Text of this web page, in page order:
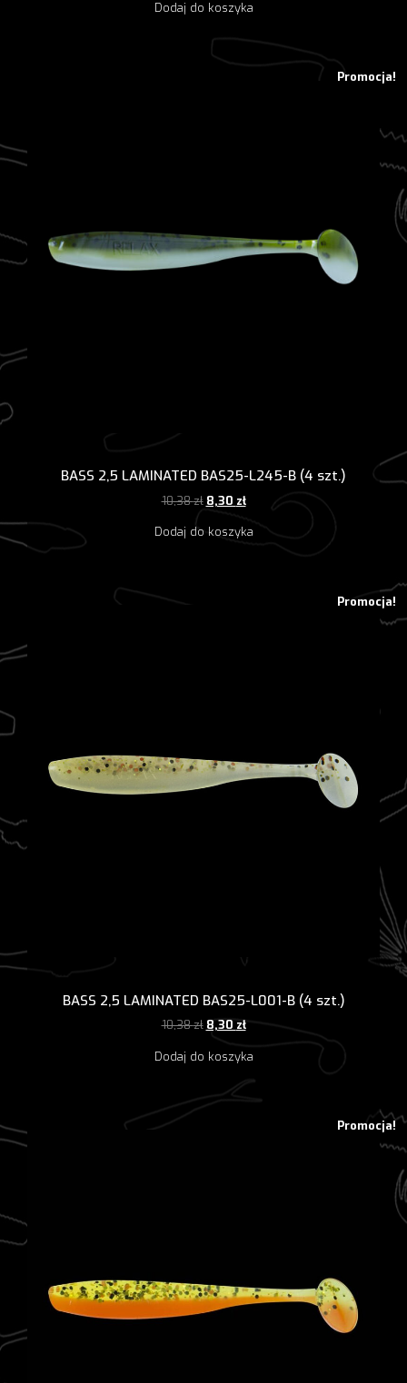
wynosiła:wynosi:
Dodaj do koszyka
Promocja!
BASS 2,5 LAMINATED BAS25-L245-B (4 szt.)
10,38zł Pierwotna
wynosiła:
8,30 złAktualna
wynosi:
Dodaj do koszyka
Promocja!
BASS 2,5 LAMINATED BAS25-L001-B (4 szt.)
10,38zł Pierwotna
wynosiła:
8,30 złAktualna
wynosi:
Dodaj do koszyka
Promocja!